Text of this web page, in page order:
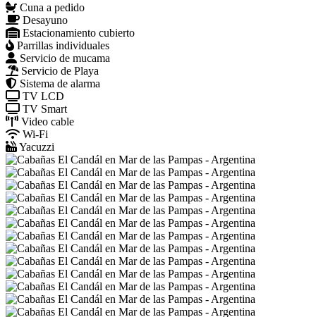
Cuna a pedido
Desayuno
Estacionamiento cubierto
Parrillas individuales
Servicio de mucama
Servicio de Playa
Sistema de alarma
TV LCD
TV Smart
Video cable
Wi-Fi
Yacuzzi